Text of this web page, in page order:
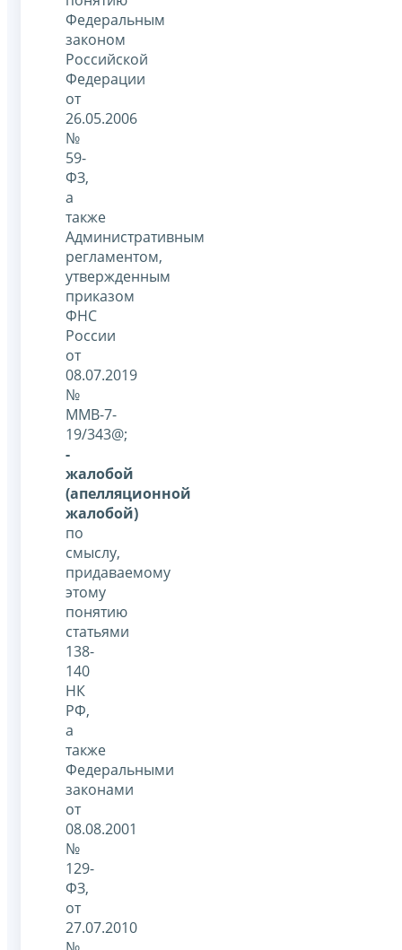
Федеральным
законом
Российской
Федерации
от
26.05.2006
№
59-
ФЗ,
а
также
Административным
регламентом,
утвержденным
приказом
ФНС
России
от
08.07.2019
№
ММВ-7-
19/343@;
-
жалобой
(апелляционной
жалобой)
по
смыслу,
придаваемому
этому
понятию
статьями
138-
140
НК
РФ,
а
также
Федеральными
законами
от
08.08.2001
№
129-
ФЗ,
от
27.07.2010